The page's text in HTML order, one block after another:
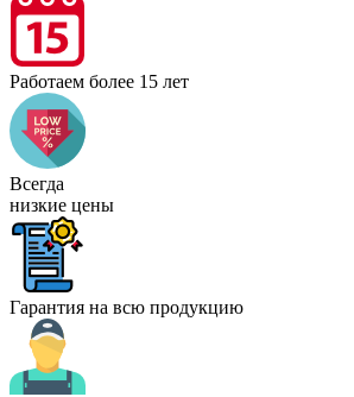
Работаем более 15 лет
Всегда
низкие цены
Гарантия на всю продукцию